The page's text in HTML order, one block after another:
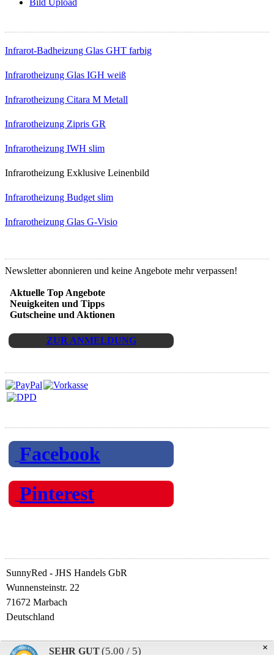
Bild Upload
Infrarot-Badheizung Glas GHT farbig
Infrarotheizung Glas IGH weiß
Infrarotheizung Citara M Metall
Infrarotheizung Zipris GR
Infrarotheizung IWH slim
Infrarotheizung Exklusive Leinenbild
Infrarotheizung Budget slim
Infrarotheizung Glas G-Visio
Newsletter abonnieren und keine Angebote mehr verpassen!
Aktuelle Top Angebote
Neuigkeiten und Tipps
Gutscheine und Aktionen
ZUR ANMELDUNG
Facebook
Pinterest
SunnyRed - JHS Handels GbR
Wunnensteinstr. 22
71672 Marbach
Deutschland
© 2019 SunnyRed - Heizen mit Infrarot
×
SEHR GUT(5.00 / 5)